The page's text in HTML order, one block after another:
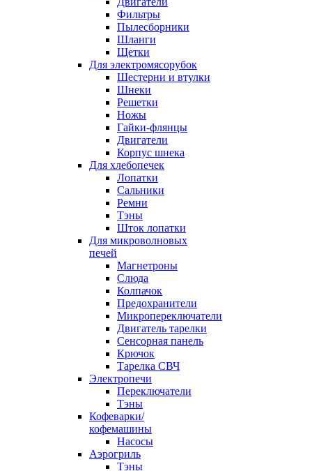
Фильтры
Пылесборники
Шланги
Щетки
Для электромясорубок
Шестерни и втулки
Шнеки
Решетки
Ножы
Гайки-флянцы
Двигатели
Корпус шнека
Для хлебопечек
Лопатки
Сальники
Ремни
Тэны
Шток лопатки
Для микроволновых
печей
Магнетроны
Слюда
Колпачок
Предохранители
Микропереключатели
Двигатель тарелки
Сенсорная панель
Крючок
Тарелка СВЧ
Электропечи
Переключатели
Тэны
Кофеварки/
кофемашины
Насосы
Аэрогриль
Тэны